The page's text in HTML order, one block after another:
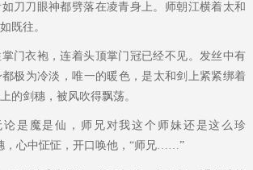
刀刀眼神都劈落在凌青身上。师朝江横着太和
既往。
门衣袍，连着头顶掌门冠已经不见。发丝中有
极为冷淡，唯一的暖色，是太和剑上紧紧绑着
的剑穗，被风吹得飘荡。
论是魔是仙，师兄对我这个师妹还是这么珍
，心中怔怔，开口唤他，“师兄……”